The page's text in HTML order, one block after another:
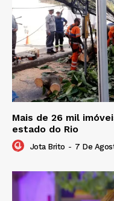
Mais de 26 mil
estado do Rio
Jota Brito - 7 De